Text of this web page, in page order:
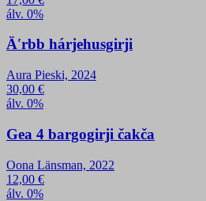
álv. 0%
Äʹrbb hárjehusgirji
Aura Pieski, 2024
30,00 €
álv. 0%
Gea 4 bargogirji čakča
Oona Länsman, 2022
12,00 €
álv. 0%